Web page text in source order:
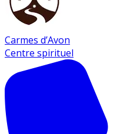
Carmes d’Avon
Centre spirituel